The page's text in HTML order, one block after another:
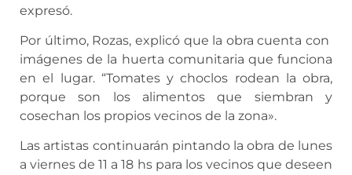
expresó.
Por último, Rozas, explicó que la obra cuenta con
imágenes de la huerta comunitaria que funciona
en el lugar. “Tomates y choclos rodean la obra,
porque son los alimentos que siembran y
cosechan los propios vecinos de la zona».
Las artistas continuarán pintando la obra de lunes
a viernes de 11 a 18 hs para los vecinos que deseen